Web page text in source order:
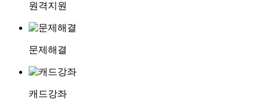
원격지원
문제해결
캐드강좌